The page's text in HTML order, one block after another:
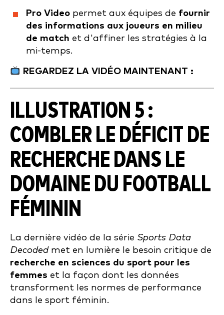
Pro Video permet aux équipes de fournir
des informations aux joueurs en milieu
de match et d'affiner les stratégies à la
mi-temps.
REGARDEZ LA VIDÉO MAINTENANT :
ILLUSTRATION 5 :
COMBLER LE DÉFICIT DE
RECHERCHE DANS LE
DOMAINE DU FOOTBALL
FÉMININ
La dernière vidéo de la série Sports Data
Decodedmet en lumière le besoin critique de
recherche en sciences du sport pour les
femmes et la façon dont les données
transforment les normes de performance
dans le sport féminin.